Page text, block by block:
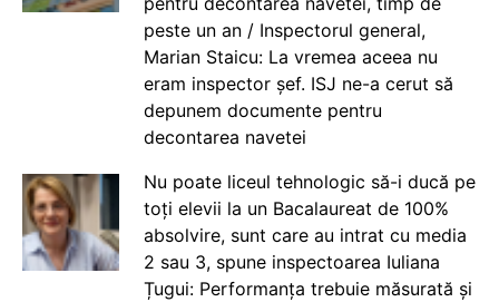
peste un an / Inspectorul general,
Marian Staicu: La vremea aceea nu
eram inspector șef. ISJ ne-a cerut să
depunem documente pentru
decontarea navetei
Nu poate liceul tehnologic să-i ducă pe
toți elevii la un Bacalaureat de 100%
absolvire, sunt care au intrat cu media
2 sau 3, spune inspectoarea Iuliana
Țugui: Performanța trebuie măsurată și